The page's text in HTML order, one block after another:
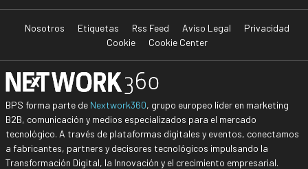
Nosotros Etiquetas Rss Feed Aviso Legal
Privacidad
Cookie
Cookie Center
BPS forma parte de Nextwork360, grupo europeo líder en marketing
B2B, comunicación y medios especializados para el mercado
tecnológico. A través de plataformas digitales y eventos, conectamos
a fabricantes, partners y decisores tecnológicos impulsando la
Transformación Digital, la Innovación y el crecimiento empresarial.